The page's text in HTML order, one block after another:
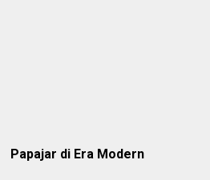
Papajar di Era Modern